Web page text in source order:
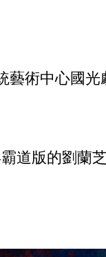
藝術中心國光
道版的劉蘭